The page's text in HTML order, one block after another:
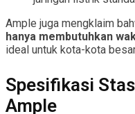
Ample juga mengklaim
hanya membutuhkan
ideal untuk kota-kota
Spesifikasi
Ample